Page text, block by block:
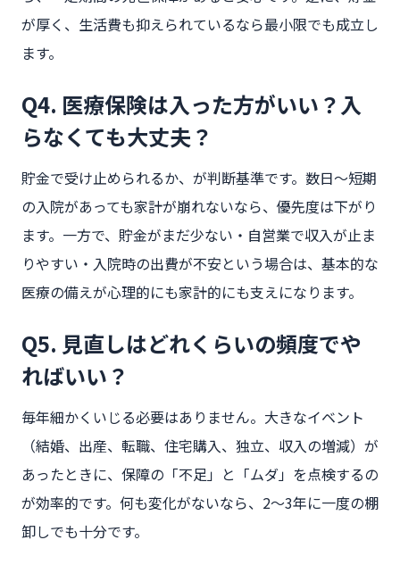
が厚く、生活費も抑えられているなら最小限でも成立し
ます。
Q4. 医療保険は入った方がいい？入
らなくても大丈夫？
貯金で受け止められるか、が判断基準です。数日〜短期
の入院があっても家計が崩れないなら、優先度は下がり
ます。一方で、貯金がまだ少ない・自営業で収入が止ま
りやすい・入院時の出費が不安という場合は、基本的な
医療の備えが心理的にも家計的にも支えになります。
Q5. 見直しはどれくらいの頻度でや
ればいい？
毎年細かくいじる必要はありません。大きなイベント
（結婚、出産、転職、住宅購入、独立、収入の増減）が
あったときに、保障の「不足」と「ムダ」を点検するの
が効率的です。何も変化がないなら、2〜3年に一度の棚
卸しでも十分です。